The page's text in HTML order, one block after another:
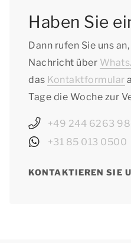
Haben Sie
Dann rufen Sie uns
Nachricht über
das Kontaktformular
Tage die Woche zur
+49 244 6263
+31 85 013 0500
KONTAKTIEREN SIE